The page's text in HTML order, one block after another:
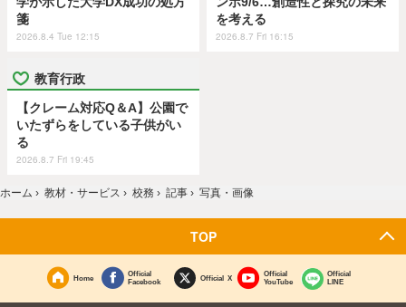
箋
2026.8.4 Tue 12:15
を考える
2026.8.7 Fri 16:15
教育行政
【クレーム対応Q＆A】公園で
いたずらをしている子供がい
る
2026.8.7 Fri 19:45
ホーム › 教材・サービス › 校務 › 記事 › 写真・画像
TOP
Home
Official
Facebook
Official X
Official
YouTube
Official
LINE